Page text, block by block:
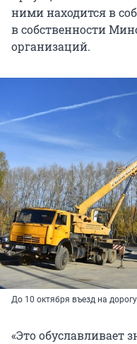
ними находится в
в собственности
организаций.
До 10 октября въезд на
«Это обуславливает